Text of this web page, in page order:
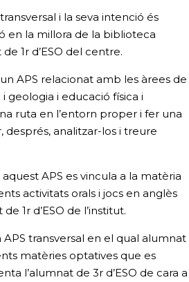
i la seva intenció és
en la millora de la biblioteca
1r d’ESO del centre.
un APS relacionat amb les àrees de
geologia i educació física i
ruta en l’entorn proper i fer una
després, analitzar-los i treure
aquest APS es vincula a la matèria
activitats orals i jocs en anglès
1r d’ESO de l’institut.
APS transversal en el qual alumnat
matèries optatives que es
l’alumnat de 3r d’ESO de cara a